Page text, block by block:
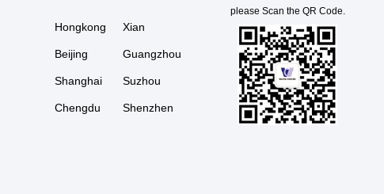
Hongkong Xian
Beijing Guangzhou
Shanghai Suzhou
Chengdu Shenzhen
please Scan the QR Code.